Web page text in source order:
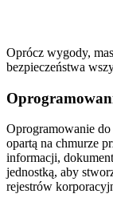
Oprócz wygody,
bezpieczeństwa
Oprogramowanie do
opartą na chmurze
informacji,
jednostką, aby
rejestrów